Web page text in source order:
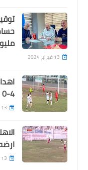
13 فبراير 2024
4-0 (هاتريك زيزو و اسيست السعيد)
13 فبراير 2024
13 فبراير 2024